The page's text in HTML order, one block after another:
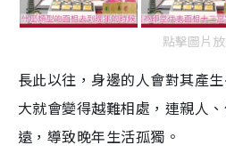
點擊圖片
長此以往，身邊的人會對其產
大就會變得越難相處，連親人
遠，導致晚年生活孤獨。